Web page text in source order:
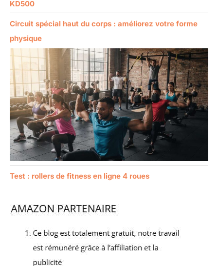
KD500
Circuit spécial haut du corps : améliorez votre forme
physique
Test : rollers de fitness en ligne 4 roues